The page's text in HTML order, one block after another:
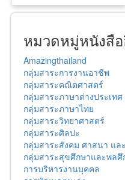
หมวดหมู่หนังสื
Amazingthailand
กลุ่มสาระการงานอาชีพ
กลุ่มสาระคณิตศาสตร์
กลุ่มสาระภาษาต่างประเทศ
กลุ่มสาระภาษาไทย
กลุ่มสาระวิทยาศาสตร์
กลุ่มสาระศิลปะ
กลุ่มสาระสังคม ศาสนา แ
กลุ่มสาระสุขศึกษาและพล
การบริหารงานบุคคล